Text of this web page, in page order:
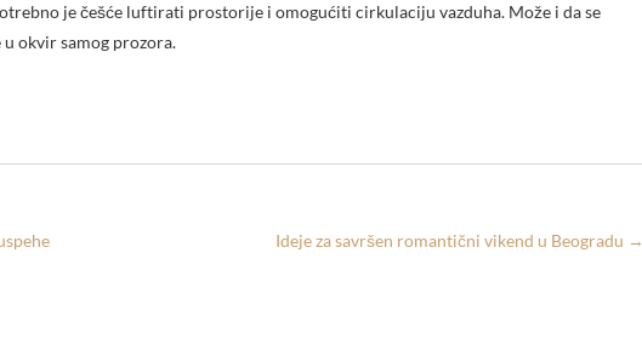
je češće luftirati prostorije i omogućiti cirkulaciju vazduha. Može i da se
okvir samog prozora.
Ideje za savršen romantični vikend u Beogradu →